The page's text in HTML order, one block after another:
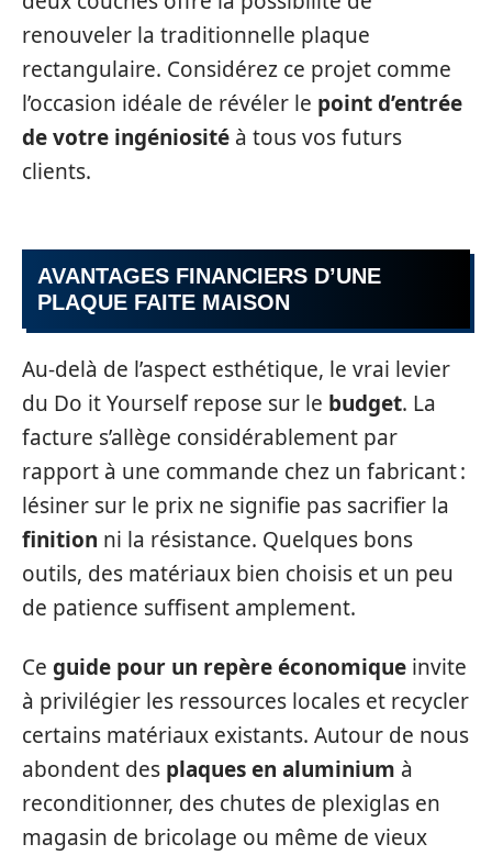
renouveler la traditionnelle plaque
rectangulaire. Considérez ce projet comme
l’occasion idéale de révéler le point d’entrée
de votre ingéniosité à tous vos futurs
clients.
AVANTAGES FINANCIERS D’UNE
PLAQUE FAITE MAISON
Au-delà de l’aspect esthétique, le vrai levier
du Do it Yourself repose sur le budget. La
facture s’allège considérablement par
rapport à une commande chez un fabricant :
lésiner sur le prix ne signifie pas sacrifier la
finition ni la résistance. Quelques bons
outils, des matériaux bien choisis et un peu
de patience suffisent amplement.
Ce guide pour un repère économique invite
à privilégier les ressources locales et recycler
certains matériaux existants. Autour de nous
abondent des plaques en aluminium à
reconditionner, des chutes de plexiglas en
magasin de bricolage ou même de vieux